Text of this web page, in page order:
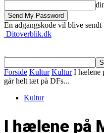
En adgangskode vil blive
Ditoverblik.dk
Forside Kultur Kultur I hælene
går helt tæt på DFs...
Kultur
I hælene på